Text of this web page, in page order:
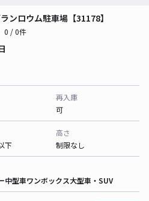
ンロウム駐車場【31178】
0 / 0件
再入庫
可
下
高さ
制限なし
中型車ワンボックス大型車・SUV